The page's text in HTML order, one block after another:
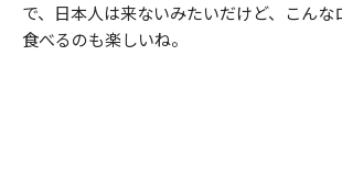
で、日本人は来ないみたいだけど、こんな
食べるのも楽しいね。